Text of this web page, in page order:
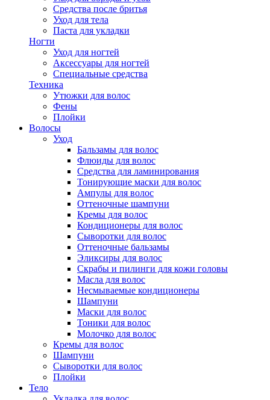
Средства после бритья
Уход для тела
Паста для укладки
Ногти
Уход для ногтей
Аксессуары для ногтей
Специальные средства
Техника
Утюжки для волос
Фены
Плойки
Волосы
Уход
Бальзамы для волос
Флюиды для волос
Средства для ламинирования
Тонирующие маски для волос
Ампулы для волос
Оттеночные шампуни
Кремы для волос
Кондиционеры для волос
Сыворотки для волос
Оттеночные бальзамы
Эликсиры для волос
Скрабы и пилинги для кожи головы
Масла для волос
Несмываемые кондиционеры
Шампуни
Маски для волос
Тоники для волос
Молочко для волос
Кремы для волос
Шампуни
Сыворотки для волос
Плойки
Тело